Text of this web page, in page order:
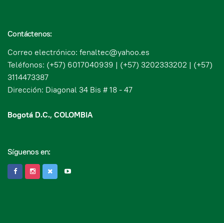
Contáctenos:
Correo electrónico: fenaltec@yahoo.es
Teléfonos: (+57) 6017040939 | (+57) 3202333202 | (+57)
3114473387
Dirección: Diagonal 34 Bis # 18 - 47
Bogotá D.C., COLOMBIA
Síguenos en: